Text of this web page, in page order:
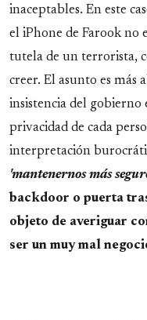
inaceptables. En este
el iPhone de Farook no
tutela de un terrorista,
creer. El asunto es más
insistencia del gobierno
privacidad de cada
interpretación
'mantenernos más
backdoor o puerta
objeto de averiguar
ser un muy mal